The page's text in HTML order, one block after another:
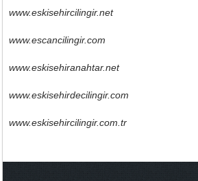
www.eskisehircilingir.net
www.escancilingir.com
www.eskisehiranahtar.net
www.eskisehirdecilingir.com
www.eskisehircilingir.com.tr